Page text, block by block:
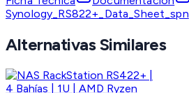
Synology_RS822+_Data_Sheet_spn
Alternativas Similares